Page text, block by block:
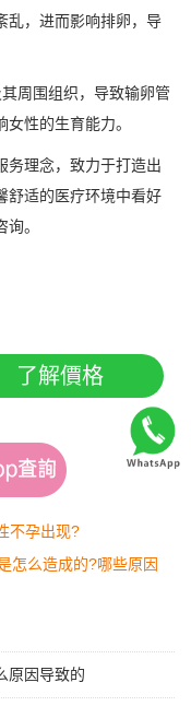
乱，进而影响排卵，导
周围组织，导致输卵管
性的生育能力。
理念，致力于打造出
舒适的医疗环境中看好
。
了解價格
不孕出现?
怎么造成的?哪些原因
原因导致的